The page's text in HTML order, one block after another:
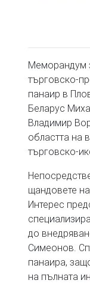
Меморандум
търговско-
панаир в
Беларус
Владимир
областта на
търговско-
щандовете
Интерес
до
Симеонов.
панаира,
на пълната